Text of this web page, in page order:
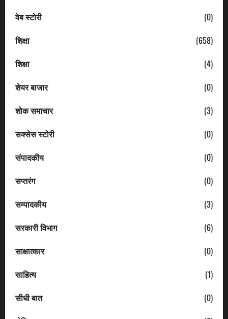
वेब स्टोरी
(0)
शिक्षा
(658)
शिक्षा
(4)
शेयर बाजार
(0)
शोक समाचार
(3)
सक्सेस स्टोरी
(0)
संपादकीय
(0)
सप्तरंग
(0)
सम्पादकीय
(3)
सरकारी विभाग
(6)
साक्षात्कार
(0)
साहित्य
(1)
सीधी बात
(0)